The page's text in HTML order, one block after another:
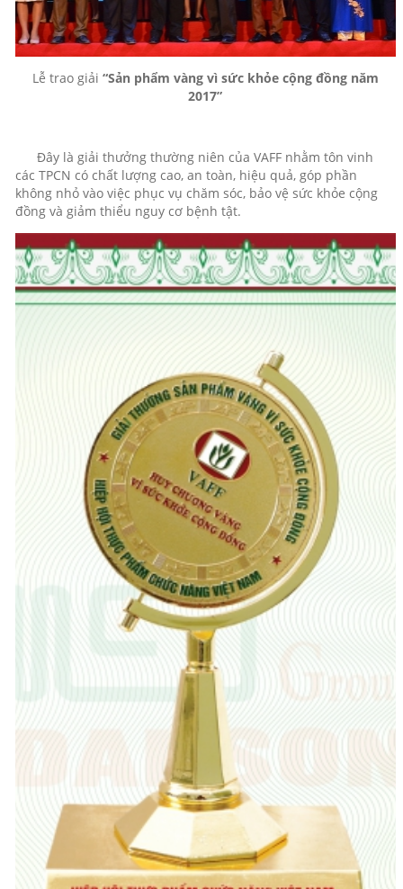
Lễ trao giải “Sản phẩm vàng vì sức khỏe cộng đồng năm
2017”
Đây là giải thưởng thường niên của VAFF nhằm tôn vinh
các TPCN có chất lượng cao, an toàn, hiệu quả, góp phần
không nhỏ vào việc phục vụ chăm sóc, bảo vệ sức khỏe cộng
đồng và giảm thiểu nguy cơ bệnh tật.